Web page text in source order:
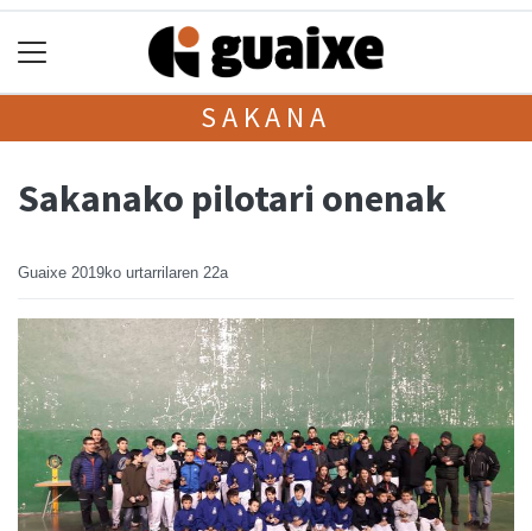
SAKANA
Sakanako pilotari onenak
Guaixe 2019ko urtarrilaren 22a